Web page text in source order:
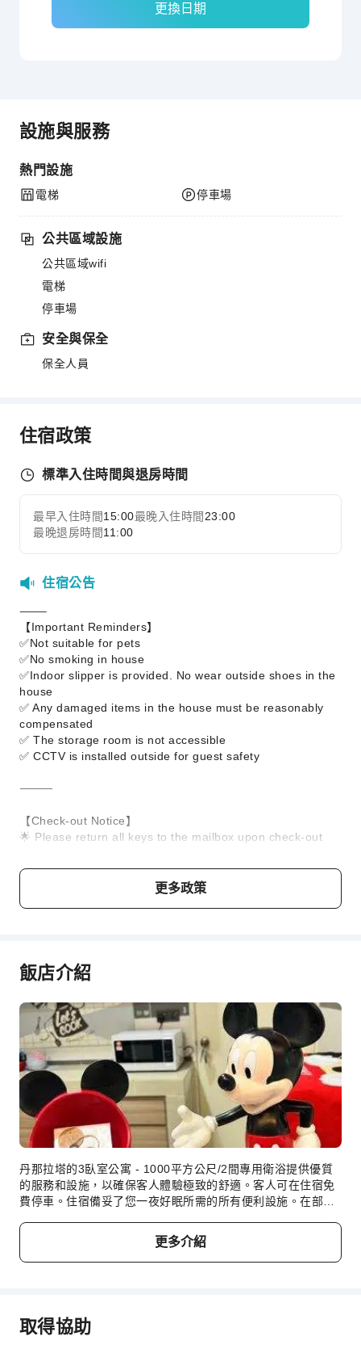
更換日期
設施與服務
熱門設施
電梯 停車場
公共區域設施
公共區域wifi
電梯
停車場
安全與保全
保全人員
住宿政策
標準入住時間與退房時間
最早入住時間15:00最晚入住時間 23:00
最晚退房時間11:00
住宿公告
⸻
【Important Reminders】
✅Not suitable for pets
✅No smoking in house
✅Indoor slipper is provided. No wear outside shoes in the
house
✅ Any damaged items in the house must be reasonably
compensated
✅ The storage room is not accessible
✅ CCTV is installed outside for guest safety
⸻
【Check-out Notice】
🌟 Please return all keys to the mailbox upon check-out
leaving
🌟Clean Up before Check Out
🌟Check in 3pm, check out 11.30am
本住宿無最小入住年齡限制，婴幼兒亦可入住。
年齡 加床政策
嬰兒1 歲及以下 不佔床情況下可免費與大人同住
兒童2～7 歲 不佔床情況下可免費與大人同住
費用說明
費用標準將視不同房型、入住人數及住宿方案而異，且部分費
用須於現場支付，詳情請参閱各房型與方案說明。
更多政策
飯店介紹
丹那拉塔的3臥室公寓 - 1000平方公尺/2間專用衛浴提供優質
的服務和設施，以確保客人體驗極致的舒適。客人可在住宿免
費停車。住宿備妥了您一夜好眠所需的所有便利設施。在部分
樂。住宿了解浴室設備對於提升旅客滿意度非常重要，因此在
特定客房內提供浴袍、毛巾或吹風機。
更多介紹
取得協助